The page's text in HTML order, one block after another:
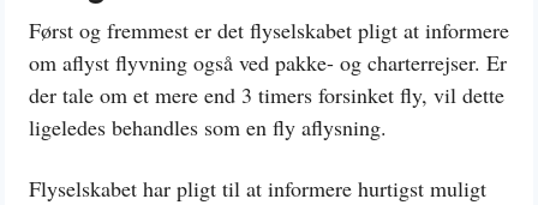
Først og fremmest er det flyselskabet pligt at informere
om aflyst flyvning også ved pakke- og charterrejser. Er
der tale om et mere end 3 timers forsinket fly, vil dette
ligeledes behandles som en fly aflysning.
Flyselskabet har pligt til at informere hurtigst muligt